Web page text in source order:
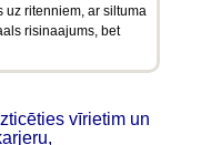
uz ritenniem, ar siltuma
risinaajums, bet
vīrietim un